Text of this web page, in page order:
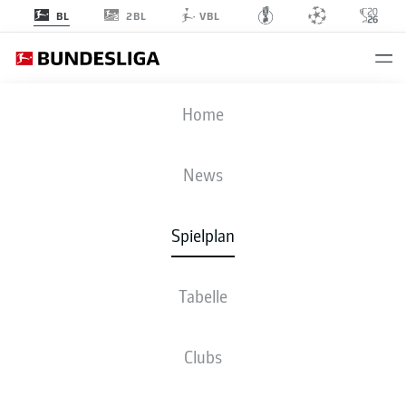
BL 2BL VBL
Home
News
Spielplan
Tabelle
Clubs
SGE
AUFSTELLUNGEN
Fr., 05.02.2027 - So., 07.02.2027